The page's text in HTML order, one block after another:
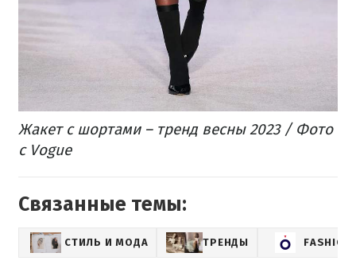
Жакет с шортами – тренд весны 2023 / Фото
с Vogue
Связанные темы:
СТИЛЬ И МОДА ТРЕНДЫ FASHION